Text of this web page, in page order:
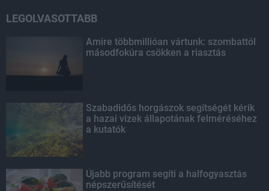
LEGOLVASOTTABB
Amire többmillióan vártunk: szombattól
másodfokúra csökken a riasztás
Szabadidős horgászok segítségét kérik
a hazai vizek állapotának felméréséhez
a kutatók
Újabb program segíti a halfogyasztás
népszerűsítését